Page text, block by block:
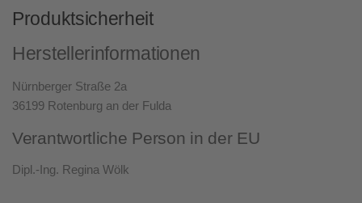
Produktsicherheit
Herstellerinformationen
Nürnberger Straße 2a
36199 Rotenburg an der Fulda
Verantwortliche Person in der EU
Dipl.-Ing. Regina Wölk